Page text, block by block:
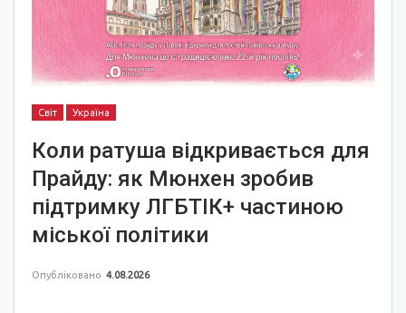
Світ Україна
Коли ратуша відкривається для
Прайду: як Мюнхен зробив
підтримку ЛГБТІК+ частиною
міської політики
Опубліковано 4.08.2026